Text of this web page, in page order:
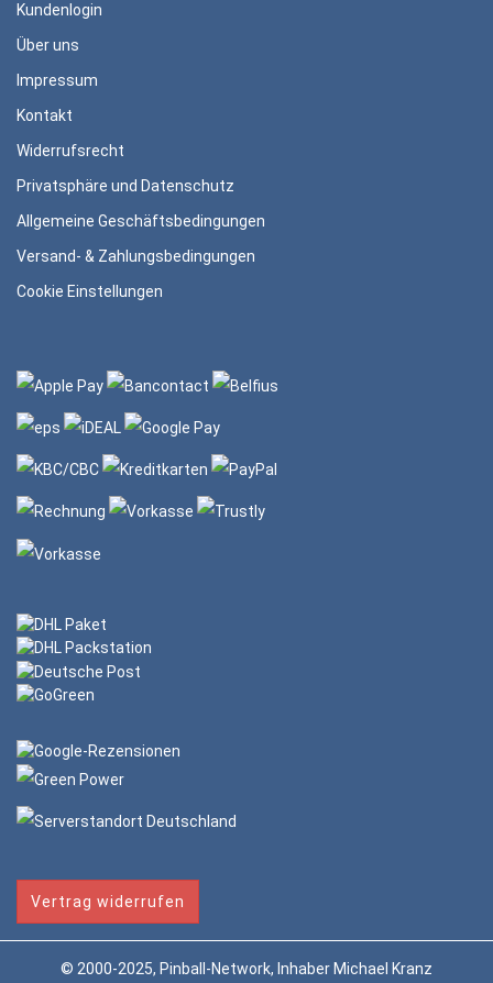
Kundenlogin
Über uns
Impressum
Kontakt
Widerrufsrecht
Privatsphäre und Datenschutz
Allgemeine Geschäftsbedingungen
Versand- & Zahlungsbedingungen
Cookie Einstellungen
Vertrag widerrufen
© 2000-2025, Pinball-Network, Inhaber Michael Kranz